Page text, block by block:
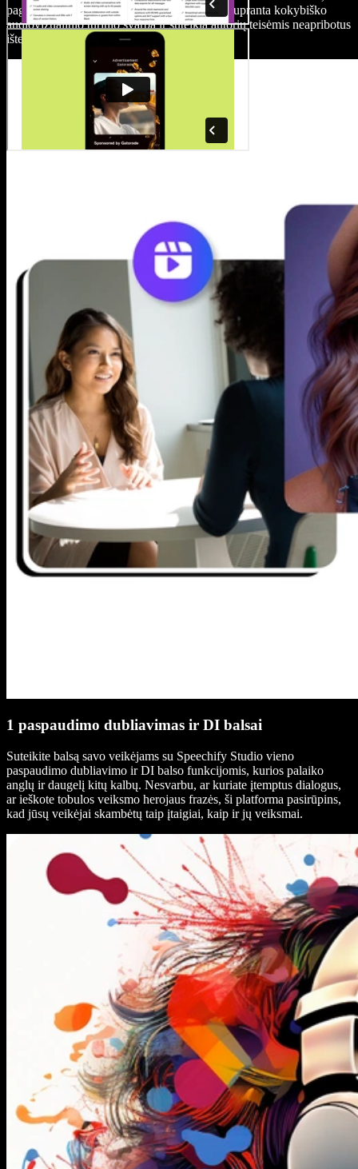
pagerintumėte savo filmą. Speechify Studio supranta kokybiško
audiovizualinio turinio svarbą ir suteikia autorių teisėmis neapribotus
išteklius jūsų scenų įtaigai.
1 paspaudimo dubliavimas ir DI balsai
Suteikite balsą savo veikėjams su Speechify Studio vieno
paspaudimo dubliavimo ir DI balso funkcijomis, kurios palaiko
anglų ir daugelį kitų kalbų. Nesvarbu, ar kuriate įtemptus dialogus,
ar ieškote tobulos veiksmo herojaus frazės, ši platforma pasirūpins,
kad jūsų veikėjai skambėtų taip įtaigiai, kaip ir jų veiksmai.